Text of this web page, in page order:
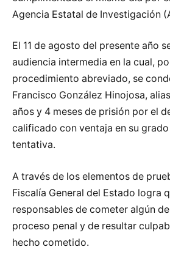
Agencia Estatal de Investigación
El 11 de agosto del presente año
audiencia intermedia en la cual,
procedimiento abreviado, se
Francisco González Hinojosa, alias
años y 4 meses de prisión por el
calificado con ventaja en su
tentativa.
A través de los elementos de
Fiscalía General del Estado logra
responsables de cometer algún
proceso penal y de resultar
hecho cometido.